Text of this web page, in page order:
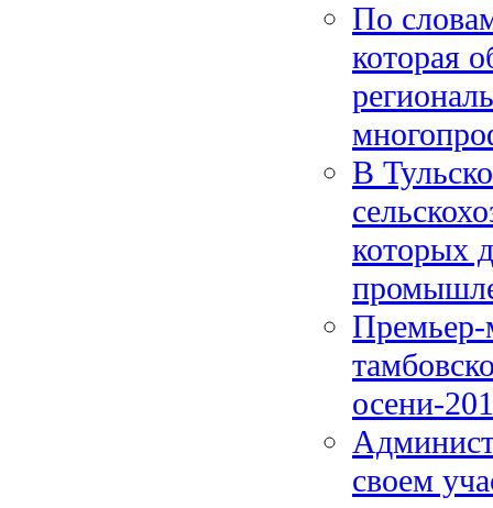
По
которая
В
которых
Премьер-
осени-
своем